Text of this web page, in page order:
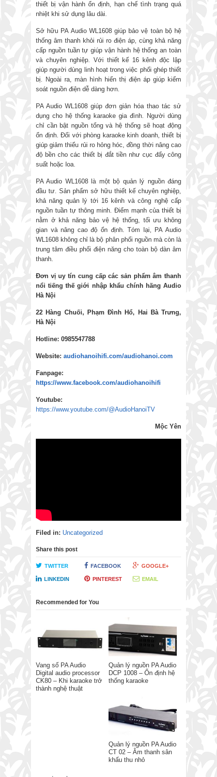
thiết bị vận hành ổn định, hạn chế tình trạng quá
nhiệt khi sử dụng lâu dài.
Sở hữu PA Audio WL1608 giúp bảo vệ toàn bộ hệ
thống âm thanh khỏi rủi ro điện áp, cùng khả năng
cấp nguồn tuần tự giúp vận hành hệ thống an toàn
và chuyên nghiệp. Với thiết kế 16 kênh độc lập
giúp người dùng linh hoạt trong việc phối ghép thiết
bị. Ngoài ra, màn hình hiển thị điện áp giúp kiểm
soát nguồn điện dễ dàng hơn.
PA Audio WL1608 giúp đơn giản hóa thao tác sử
dụng cho hệ thống karaoke gia đình. Người dùng
chỉ cần bật nguồn tổng và hệ thống sẽ hoạt động
ổn định. Đối với phòng karaoke kinh doanh, thiết bị
giúp giảm thiểu rủi ro hỏng hóc, đồng thời nâng cao
độ bền cho các thiết bị đắt tiền như cục đẩy công
suất hoặc loa.
PA Audio WL1608 là một bộ quản lý nguồn đáng
đầu tư. Sản phẩm sở hữu thiết kế chuyên nghiệp,
khả năng quản lý tới 16 kênh và công nghệ cấp
nguồn tuần tự thông minh. Điểm mạnh của thiết bị
nằm ở khả năng bảo vệ hệ thống, tối ưu không
gian và nâng cao độ ổn định. Tóm lại, PA Audio
WL1608 không chỉ là bộ phân phối nguồn mà còn là
trung tâm điều phối điện năng cho toàn bộ dàn âm
thanh.
Đơn vị uy tín cung cấp các sản phẩm âm thanh
nổi tiếng thế giới nhập khẩu chính hãng Audio
Hà Nội
22 Hàng Chuối, Phạm Đình Hổ, Hai Bà Trưng,
Hà Nội
Hotline: 0985547788
Website: audiohanoihifi.com/audiohanoi.com
Fanpage:
https://www.facebook.com/audiohanoihifi
Youtube:
https://www.youtube.com/@AudioHanoiTV
Mộc Yên
Filed in: Uncategorized
Share this post
TWITTER FACEBOOK GOOGLE+
LINKEDIN PINTEREST EMAIL
Recommended for You
Vang số PA Audio
Digital audio processor
CK80 – Khi karaoke trở
thành nghệ thuật
Quản lý nguồn PA Audio
DCP 1008 – Ổn định hệ
thống karaoke
Quản lý nguồn PA Audio
CT 02 – Âm thanh sân
khấu thu nhỏ